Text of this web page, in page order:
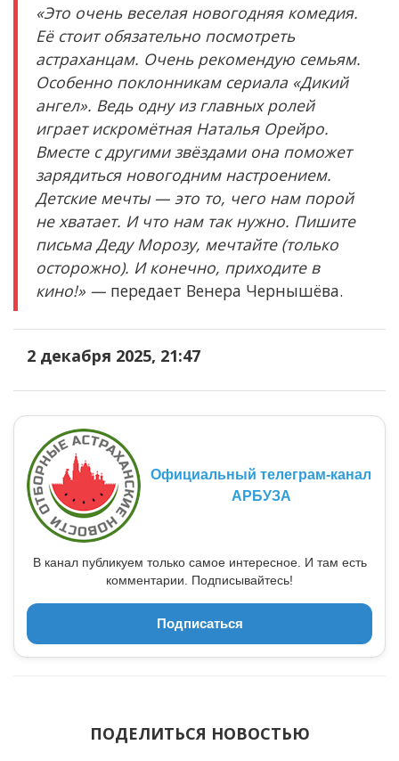
«Это очень веселая новогодняя комедия.
Её стоит обязательно посмотреть
астраханцам. Очень рекомендую семьям.
Особенно поклонникам сериала «Дикий
ангел». Ведь одну из главных ролей
играет искромётная Наталья Орейро.
Вместе с другими звёздами она поможет
зарядиться новогодним настроением.
Детские мечты — это то, чего нам порой
не хватает. И что нам так нужно. Пишите
письма Деду Морозу, мечтайте (только
осторожно). И конечно, приходите в
кино!» — передает Венера Чернышёва.
2 декабря 2025, 21:47
Официальный телеграм-канал
АРБУЗА
В канал публикуем только самое интересное. И там есть
комментарии. Подписывайтесь!
Подписаться
ПОДЕЛИТЬСЯ НОВОСТЬЮ